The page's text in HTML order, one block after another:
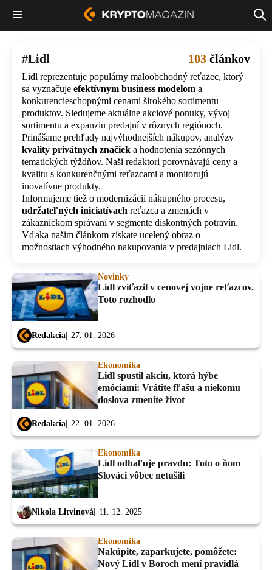
Lidl 103 článkov
Lidl reprezentuje populárny maloobchodný reťazec, ktorý
sa vyznačuje efektívnym business modelom a
konkurencieschopnými cenami širokého sortimentu
produktov. Sledujeme aktuálne akciové ponuky, vývoj
sortimentu a expanziu predajní v rôznych regiónoch.
Prinášame prehľady najvýhodnejších nákupov, analýzy
kvality privátnych značiek a hodnotenia sezónnych
tematických týždňov. Naši redaktori porovnávajú ceny a
kvalitu s konkurenčnými reťazcami a monitorujú
inovatívne produkty.
Informujeme tiež o modernizácii nákupného procesu,
udržateľných iniciatívach reťazca a zmenách v
zákazníckom správaní v segmente diskontných potravín.
Vďaka našim článkom získate ucelený obraz o
možnostiach výhodného nakupovania v predajniach Lidl.
Novinky
Lidl zvíťazil v cenovej vojne reťazcov.
Toto rozhodlo
Redakcia 27. 01. 2026
Ekonomika
Lidl spustil akciu, ktorá hýbe
emóciami: Vrátite fľašu a niekomu
doslova zmeníte život
Redakcia 22. 01. 2026
Ekonomika
Lidl odhaľuje pravdu: Toto o ňom
Slováci vôbec netušili
Nikola Litvinová 11. 12. 2025
Ekonomika
Nakúpite, zaparkujete, pomôžete:
Nový Lidl v Boroch mení pravidlá